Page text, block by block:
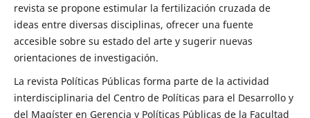
revista se propone estimular la fertilización cruzada de
ideas entre diversas disciplinas, ofrecer una fuente
accesible sobre su estado del arte y sugerir nuevas
orientaciones de investigación.
La revista Políticas Públicas forma parte de la actividad
interdisciplinaria del Centro de Políticas para el Desarrollo y
del Magíster en Gerencia y Políticas Públicas de la Facultad